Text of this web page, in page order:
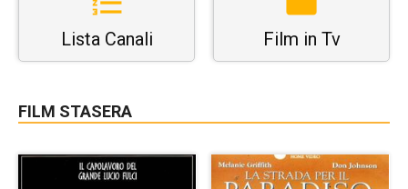
Lista Canali Film in Tv
FILM STASERA